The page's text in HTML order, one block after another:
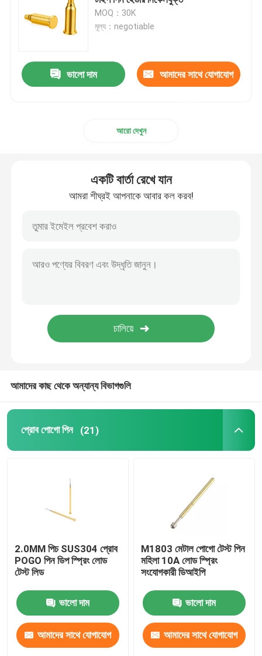
ডান কোণ POGO পিন
ডাবল এন্ডেড পোগো পিন
ইনজেকশন মোল্ড মেকার
বৈদ্যুতিক স্ক্রু ড্রাইভার সেট
MOQ：30K
মূল্য：negotiable
ভালো দাম আমাদের সাথে যোগাযোগ
আরো দেখুন
একটি বার্তা রেখে যান
আমরা শীঘ্রই আপনাকে আবার কল করব!
আমাদের কাছ থেকে অন্যান্য বিভাগগুলি
প্রোব পোগো পিন (21)
2.0MM পিচ SUS304 প্রোব
POGO পিন ডিপ স্প্রিং লোড
টেস্ট লিড
ভালো দাম
আমাদের সাথে যোগাযোগ
M1803 মেটাল পোগো টেস্ট পিন
মহিলা 10A লোড স্প্রিং
সংযোগকারী ডিআইপি
ভালো দাম
আমাদের সাথে যোগাযোগ